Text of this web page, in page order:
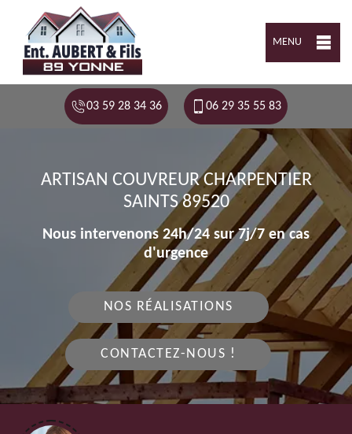
MENU
03 59 28 34 36 06 29 35 55 83
ARTISAN COUVREUR CHARPENTIER
SAINTS 89520
Nous intervenons 24h/24 sur 7j/7 en cas
d'urgence
NOS RÉALISATIONS
CONTACTEZ-NOUS !